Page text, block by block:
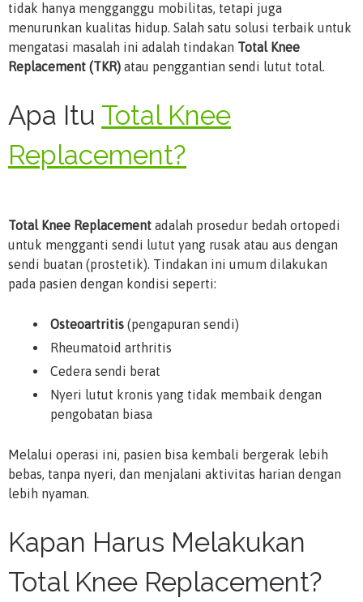
tidak hanya mengganggu mobilitas, tetapi juga
menurunkan kualitas hidup. Salah satu solusi terbaik untuk
mengatasi masalah ini adalah tindakan Total Knee
Replacement (TKR) atau penggantian sendi lutut total.
Apa Itu Total Knee
Replacement?
Total Knee Replacement adalah prosedur bedah ortopedi
untuk mengganti sendi lutut yang rusak atau aus dengan
sendi buatan (prostetik). Tindakan ini umum dilakukan
pada pasien dengan kondisi seperti:
Osteoartritis (pengapuran sendi)
Rheumatoid arthritis
Cedera sendi berat
Nyeri lutut kronis yang tidak membaik dengan
pengobatan biasa
Melalui operasi ini, pasien bisa kembali bergerak lebih
bebas, tanpa nyeri, dan menjalani aktivitas harian dengan
lebih nyaman.
Kapan Harus Melakukan
Total Knee Replacement?